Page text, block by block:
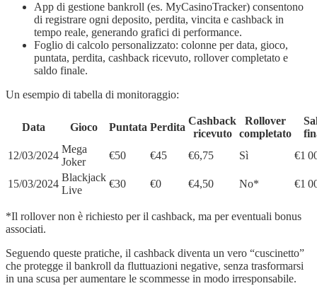
App di gestione bankroll (es. MyCasinoTracker) consentono
di registrare ogni deposito, perdita, vincita e cashback in
tempo reale, generando grafici di performance.
Foglio di calcolo personalizzato: colonne per data, gioco,
puntata, perdita, cashback ricevuto, rollover completato e
saldo finale.
Un esempio di tabella di monitoraggio:
Data Gioco Puntata Perdita
Cashback
ricevuto
Rollover
completato
12/03/2024
Mega
Joker
€50 €45 €6,75 Sì €1
15/03/2024
Blackjack
Live
€30 €0 €4,50 No* €1
*Il rollover non è richiesto per il cashback, ma per eventuali bonus
associati.
Seguendo queste pratiche, il cashback diventa un vero “cuscinetto”
che protegge il bankroll da fluttuazioni negative, senza trasformarsi
in una scusa per aumentare le scommesse in modo irresponsabile.